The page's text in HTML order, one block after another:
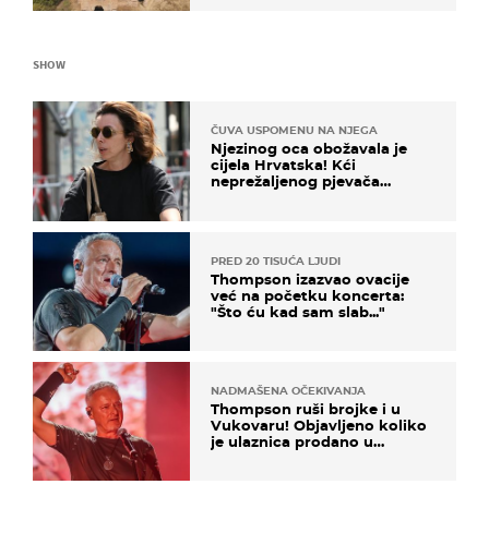
SHOW
ČUVA USPOMENU NA NJEGA
Njezinog oca obožavala je
cijela Hrvatska! Kći
neprežaljenog pjevača
PRED 20 TISUĆA LJUDI
Thompson izazvao ovacije
već na početku koncerta:
"Što ću kad sam slab..."
NADMAŠENA OČEKIVANJA
Thompson ruši brojke i u
Vukovaru! Objavljeno koliko
je ulaznica prodano u